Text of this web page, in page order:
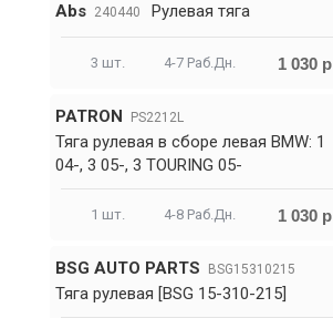
Abs 240440 Рулевая тяга
3 шт. 4-7 Раб.Дн. 1 030 р
PATRON PS2212L
Тяга рулевая в сборе левая BMW: 1
04-, 3 05-, 3 TOURING 05-
1 шт. 4-8 Раб.Дн. 1 030 р
BSG AUTO PARTS BSG15310215
Тяга рулевая [BSG 15-310-215]